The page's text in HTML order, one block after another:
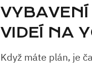
VIDEÍ NA
Když máte plán, je